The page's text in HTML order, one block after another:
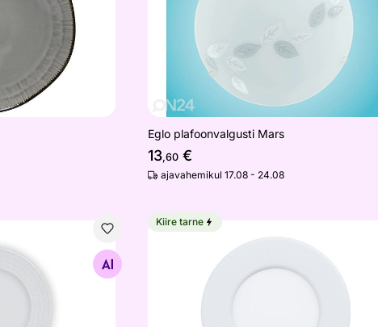
Eglo plafoonvalgusti Mars
13,60 €
ajavahemikul 17.08 - 24.08
Otsi sarnaseid
Süvistatav valgusti Fueva 5
Otsi sarnaseid
Kiire tarne